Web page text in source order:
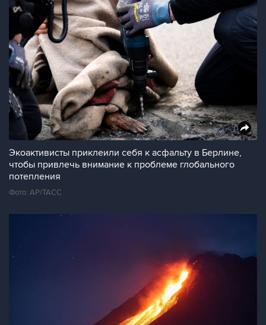
Экоактивисты приклеили себя к асфальту в Берлине,
чтобы привлечь внимание к проблеме глобального
потепления
Фото: АР/ТАСС